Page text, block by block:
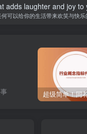
adds laughter and joy to
可以给你的生活带来欢笑与快乐